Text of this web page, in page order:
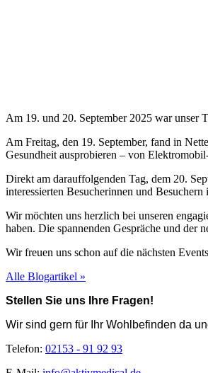
Am 19. und 20. September 2025 war unser
Am Freitag, den 19. September, fand in
Gesundheit ausprobieren – von
Direkt am darauffolgenden Tag, dem 20.
interessierten Besucherinnen und
Wir möchten uns herzlich bei unseren
haben. Die spannenden Gespräche und der
Wir freuen uns schon auf die nächsten
Alle Blogartikel »
Stellen Sie uns Ihre Fragen!
Wir sind gern für Ihr Wohlbefinden da
Telefon: 02153 - 91 92 93